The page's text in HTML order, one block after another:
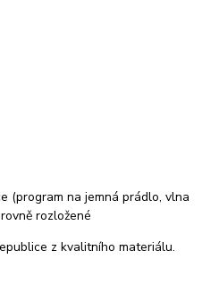
(program na jemná prádlo, vlna
rozložené
z kvalitního materiálu.